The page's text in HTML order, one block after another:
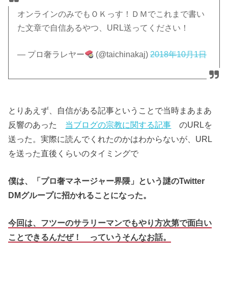
オンラインのみでもＯＫっす！ＤＭでこれまで書い
た文章で自信あるやつ、URL送ってください！
— プロ奢ラレヤー (@taichinakaj) 2018年10月1日
とりあえず、自信がある記事ということで当時まあまあ
反響のあった 当ブログの宗教に関する記事 のURLを
送った。実際に読んでくれたのかはわからないが、URL
を送った直後くらいのタイミングで
僕は、「プロ奢マネージャー界隈」という謎のTwitter
DMグループに招かれることになった。
今回は、フツーのサラリーマンでもやり方次第で面白い
ことできるんだぜ！ っていうそんなお話。